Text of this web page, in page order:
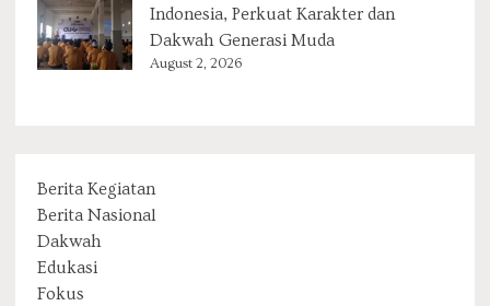
Indonesia, Perkuat Karakter dan
Dakwah Generasi Muda
August 2, 2026
Berita Kegiatan
Berita Nasional
Dakwah
Edukasi
Fokus